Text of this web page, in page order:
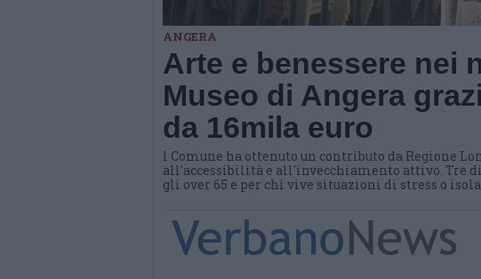
ANGERA
Arte e benessere nei
Museo di Angera
da 16mila euro
l Comune ha ottenuto un contributo da Regione
all'accessibilità e all'invecchiamento attivo. Tre
gli over 65 e per chi vive situazioni di stress o